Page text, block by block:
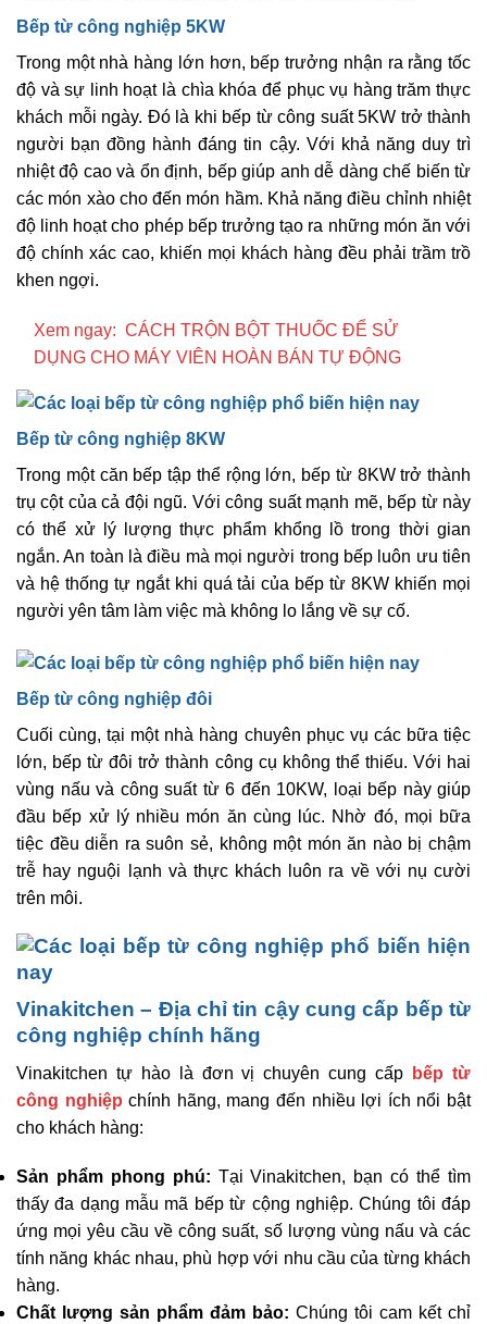
Bếp từ công nghiệp 5KW
Trong một nhà hàng lớn hơn, bếp trưởng nhận ra rằng tốc
độ và sự linh hoạt là chìa khóa để phục vụ hàng trăm thực
khách mỗi ngày. Đó là khi bếp từ công suất 5KW trở thành
người bạn đồng hành đáng tin cậy. Với khả năng duy trì
nhiệt độ cao và ổn định, bếp giúp anh dễ dàng chế biến từ
các món xào cho đến món hầm. Khả năng điều chỉnh nhiệt
độ linh hoạt cho phép bếp trưởng tạo ra những món ăn với
độ chính xác cao, khiến mọi khách hàng đều phải trầm trồ
khen ngợi.
Xem ngay: CÁCH TRỘN BỘT THUỐC ĐỂ SỬ
DỤNG CHO MÁY VIÊN HOÀN BÁN TỰ ĐỘNG
Bếp từ công nghiệp 8KW
Trong một căn bếp tập thể rộng lớn, bếp từ 8KW trở thành
trụ cột của cả đội ngũ. Với công suất mạnh mẽ, bếp từ này
có thể xử lý lượng thực phẩm khổng lồ trong thời gian
ngắn. An toàn là điều mà mọi người trong bếp luôn ưu tiên
và hệ thống tự ngắt khi quá tải của bếp từ 8KW khiến mọi
người yên tâm làm việc mà không lo lắng về sự cố.
Bếp từ công nghiệp đôi
Cuối cùng, tại một nhà hàng chuyên phục vụ các bữa tiệc
lớn, bếp từ đôi trở thành công cụ không thể thiếu. Với hai
vùng nấu và công suất từ 6 đến 10KW, loại bếp này giúp
đầu bếp xử lý nhiều món ăn cùng lúc. Nhờ đó, mọi bữa
tiệc đều diễn ra suôn sẻ, không một món ăn nào bị chậm
trễ hay nguội lạnh và thực khách luôn ra về với nụ cười
trên môi.
Vinakitchen – Địa chỉ tin cậy cung cấp bếp từ
công nghiệp chính hãng
Vinakitchen tự hào là đơn vị chuyên cung cấp
bếp từ
công nghiệp chính hãng, mang đến nhiều lợi ích nổi bật
cho khách hàng:
Sản phẩm phong phú: Tại Vinakitchen, bạn có thể tìm
thấy đa dạng mẫu mã bếp từ cộng nghiệp. Chúng tôi đáp
ứng mọi yêu cầu về công suất, số lượng vùng nấu và các
tính năng khác nhau, phù hợp với nhu cầu của từng khách
hàng.
Chất lượng sản phẩm đảm bảo: Chúng tôi cam kết chỉ